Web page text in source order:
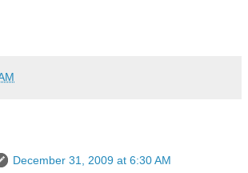
December 31, 2009 at 6:30 AM